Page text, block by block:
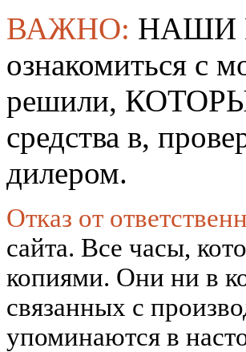
ВАЖНО: НАШИ
ознакомиться с
решили,
средства в,
дилером.
Отказ от
сайта. Все часы,
копиями. Они ни в
связанных с
упоминаются в